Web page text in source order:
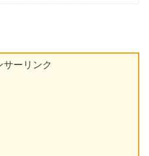
サーリンク